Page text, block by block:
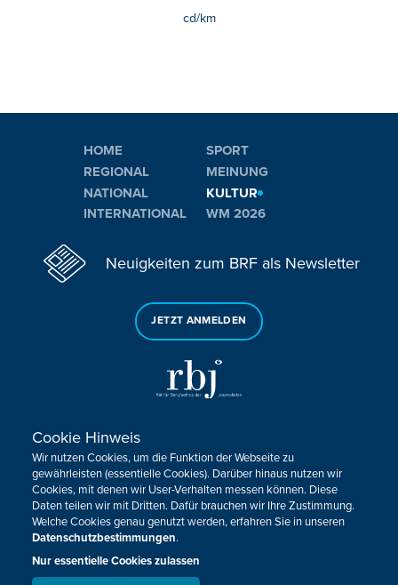
cd/km
HOME
REGIONAL
NATIONAL
INTERNATIONAL
SPORT
MEINUNG
KULTUR
WM 2026
Neuigkeiten zum BRF als Newsletter
JETZT ANMELDEN
Sie haben noch Fragen oder Anmerkungen?
KONTAKTIEREN SIE UNS!
Impressum Datenschutz Kontakt
Barrierefreiheit
Cookie-Zustimmung anpassen
Design, Konzept & Programmierung:
Cookie Hinweis
Wir nutzen Cookies, um die Funktion der Webseite zu
gewährleisten (essentielle Cookies). Darüber hinaus nutzen wir
Cookies, mit denen wir User-Verhalten messen können. Diese
Daten teilen wir mit Dritten. Dafür brauchen wir Ihre Zustimmung.
Welche Cookies genau genutzt werden, erfahren Sie in unseren
Datenschutzbestimmungen.
Nur essentielle Cookies zulassen